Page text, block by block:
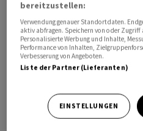
bereitzustellen:
Verwendung genauer Standortdaten.
aktiv abfragen. Speichern von oder
Personalisierte Werbung und Inhalte,
Performance von Inhalten,
Verbesserung von Angeboten.
Liste der Partner (Lieferanten)
EINSTELLUNGEN